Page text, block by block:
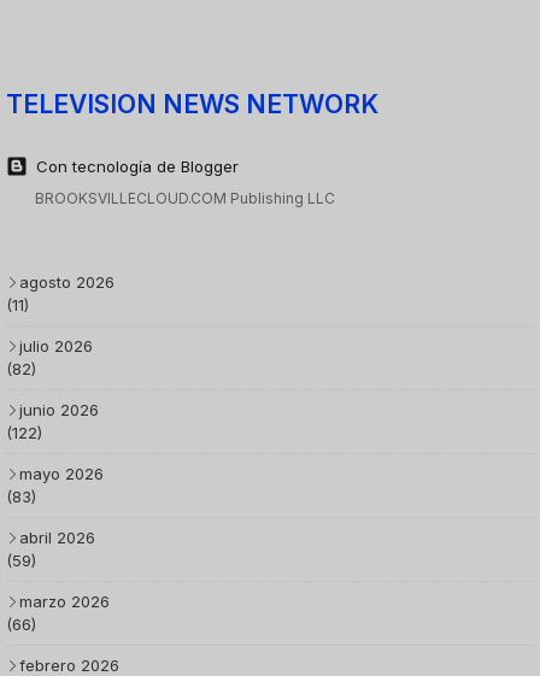
TELEVISION NEWS NETWORK
Con tecnología de Blogger
BROOKSVILLECLOUD.COM Publishing LLC
agosto 2026
(11)
julio 2026
(82)
junio 2026
(122)
mayo 2026
(83)
abril 2026
(59)
marzo 2026
(66)
febrero 2026